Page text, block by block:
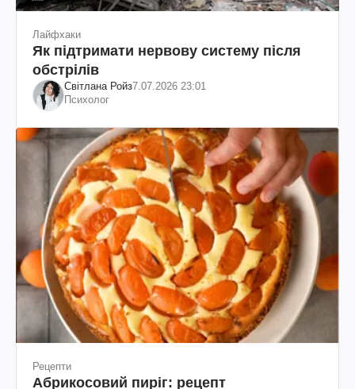
Лайфхаки
Як підтримати нервову систему після
обстрілів
Світлана Ройз7.07.2026 23:01
Психолог
Рецепти
Абрикосовий пиріг: рецепт